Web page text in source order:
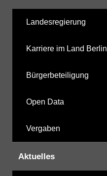
Landesregierung
Karriere im Land Berlin
Bürgerbeteiligung
Open Data
Vergaben
Aktuelles